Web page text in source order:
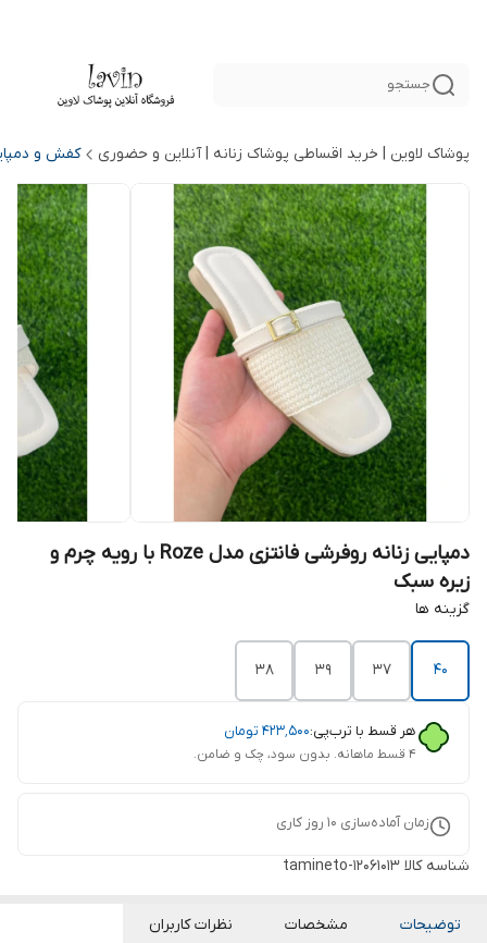
جستجو
پوشاک لاوین | خرید اقساطی پوشاک زنانه | آنلاین و حضوری کفش و
دمپایی زنانه روفرشی فانتزی مدل Roze با رویه چرم و
زیره سبک
گزینه ها
40
37
39
38
هر قسط با ترب‌پی:۴۲۳٬۵۰۰ تومان
۴ قسط ماهانه. بدون سود، چک و ضامن.
زمان آماده‌سازی 10 روز کاری
شناسه کالا tamineto-12061013
توضیحات مشخصات نظرات کاربران